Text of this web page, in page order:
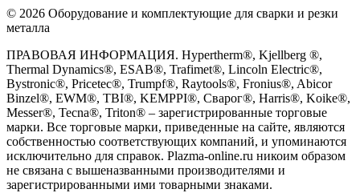
© 2026 Оборудование и комплектующие для сварки и резки
металла
ПРАВОВАЯ ИНФОРМАЦИЯ. Hypertherm®, Kjellberg ®,
Thermal Dynamics®, ESAB®, Trafimet®, Lincoln Electric®,
Bystronic®, Pricetec®, Trumpf®, Raytools®, Fronius®, Abicor
Binzel®, EWM®, TBI®, KEMPPI®, Сварог®, Harris®, Koike®,
Messer®, Tecna®, Triton® – зарегистрированные торговые
марки. Все торговые марки, приведенные на сайте, являются
собственностью соответствующих компаний, и упоминаются
исключительно для справок. Plazma-online.ru никоим образом
не связана с вышеназванными производителями и
зарегистрированными ими товарными знаками.